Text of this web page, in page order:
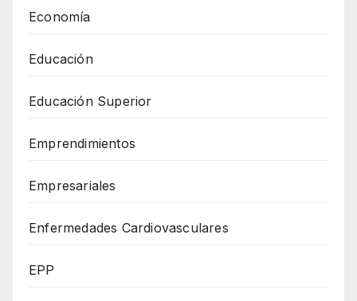
Economía
Educación
Educación Superior
Emprendimientos
Empresariales
Enfermedades Cardiovasculares
EPP